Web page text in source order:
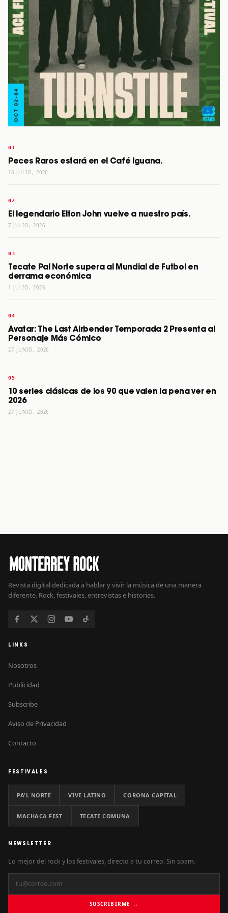
Peces Raros estará en el Café Iguana.
16 JULIO, 2026
El legendario Elton John vuelve a nuestro país.
7 JULIO, 2026
Tecate Pal Norte supera al Mundial de Futbol en
derrama económica
1 JULIO, 2026
Avatar: The Last Airbender Temporada 2 Presenta al
Personaje Más Cómico
27 JUNIO, 2026
10 series clásicas de los 90 que valen la pena ver en
2026
27 JUNIO, 2026
Revista digital dedicada a hablar y vivir la música de una manera
diferente. Rock, festivales, entrevistas e historias.
LINKS
Nosotros
Publicidad
Subscribe
Aviso de Privacidad
Contacto
FESTIVALES
PA'L NORTE VIVE LATINO CORONA CAPITAL
MACHACA FEST TECATE COMUNA
NEWSLETTER
Lo mejor del rock y los festivales, directo a tu correo. Sin spam.
SUSCRIBIRME →